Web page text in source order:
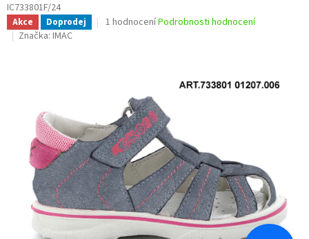
IC733801F/24
Akce Doprodej
Průměrné
hvězdiček.
1 hodnoceníPodrobnosti hodnocení
Značka: IMAC